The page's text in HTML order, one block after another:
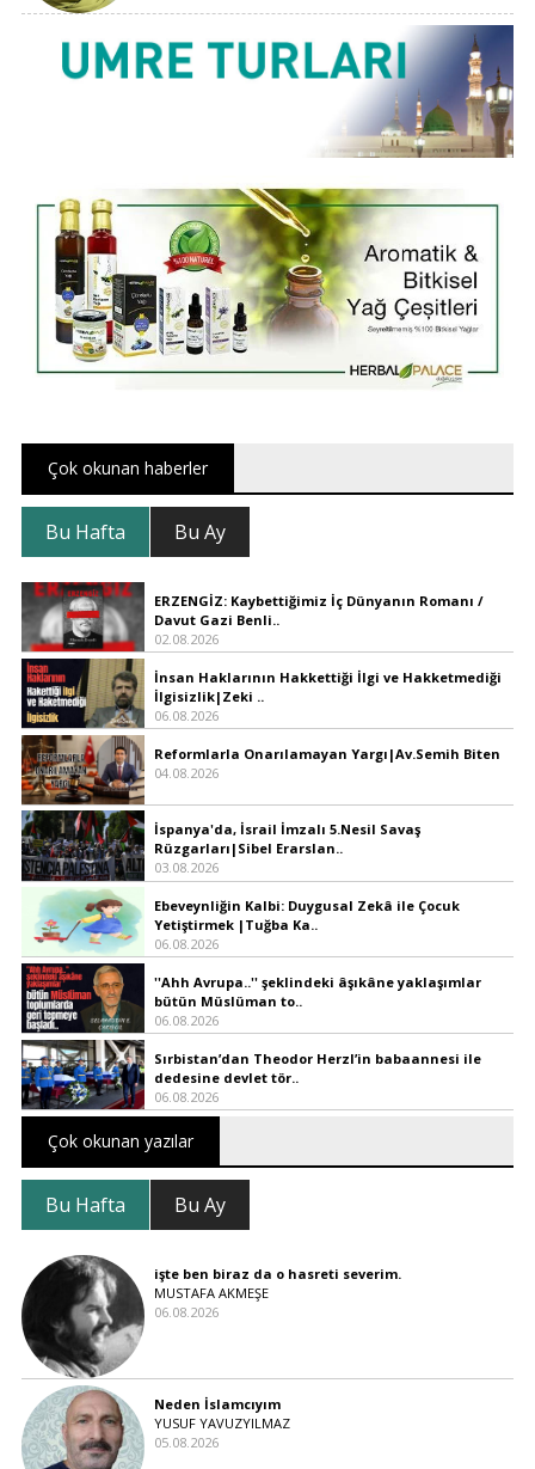
Çok okunan haberler
Bu Hafta Bu Ay
ERZENGİZ: Kaybettiğimiz İç Dünyanın Romanı /
Davut Gazi Benli..
02.08.2026
İnsan Haklarının Hakkettiği İlgi ve Hakketmediği
İlgisizlik|Zeki ..
06.08.2026
Reformlarla Onarılamayan Yargı|Av.Semih Biten
04.08.2026
İspanya'da, İsrail İmzalı 5.Nesil Savaş
Rüzgarları|Sibel Erarslan..
03.08.2026
Ebeveynliğin Kalbi: Duygusal Zekâ ile Çocuk
Yetiştirmek |Tuğba Ka..
06.08.2026
''Ahh Avrupa..'' şeklindeki âşıkâne yaklaşımlar
bütün Müslüman to..
06.08.2026
Sırbistan’dan Theodor Herzl’in babaannesi ile
dedesine devlet tör..
06.08.2026
Çok okunan yazılar
Bu Hafta Bu Ay
işte ben biraz da o hasreti severim.
MUSTAFA AKMEŞE
06.08.2026
Neden İslamcıyım
YUSUF YAVUZYILMAZ
05.08.2026